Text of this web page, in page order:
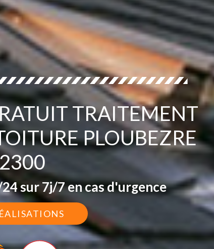
TRAITEMENT
PLOUBEZRE
sur 7j/7 en cas d'urgence